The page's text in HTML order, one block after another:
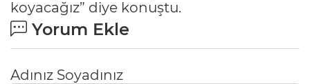
koyacağız” diye konuştu.
Yorum Ekle
Adınız Soyadınız